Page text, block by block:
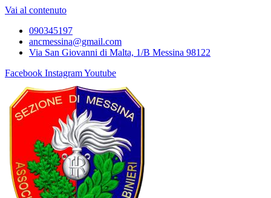
Vai al contenuto
090345197
ancmessina@gmail.com
Via San Giovanni di Malta, 1/B Messina 98122
Facebook InstagramYoutube